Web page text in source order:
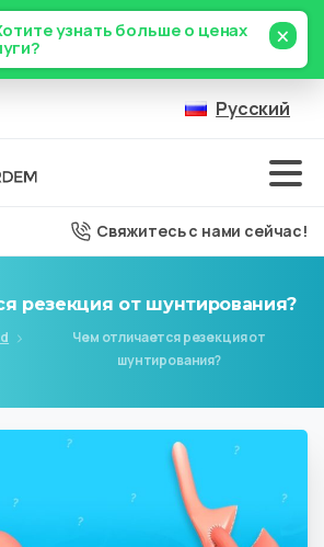
узнать больше о ценах ×
Русский
Свяжитесь с нами сейчас!
резекция от шунтирования?
Чем отличается резекция от
шунтирования?